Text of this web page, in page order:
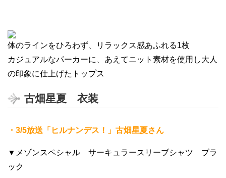
体のラインをひろわず、リラックス感あふれる1枚
カジュアルなパーカーに、あえてニット素材を使用し大人
の印象に仕上げたトップス
古畑星夏 衣装
・3/5放送「ヒルナンデス！」古畑星夏さん
▼メゾンスペシャル サーキュラースリーブシャツ ブラ
ック